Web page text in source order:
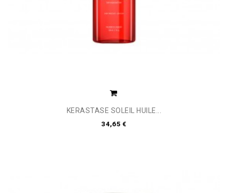
KERASTASE SOLEIL HUILE...
34,65 €